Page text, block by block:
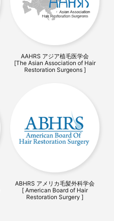
AAHRS アジア植毛医学会
[The Asian Association of Hair
Restoration Surgeons ]
ABHRS アメリカ毛髪外科学会
[ American Board of Hair
Restoration Surgery ]